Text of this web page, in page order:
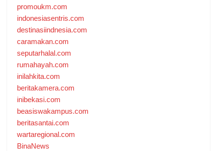
promoukm.com
indonesiasentris.com
destinasiindnesia.com
caramakan.com
seputarhalal.com
rumahayah.com
inilahkita.com
beritakamera.com
inibekasi.com
beasiswakampus.com
beritasantai.com
wartaregional.com
BinaNews